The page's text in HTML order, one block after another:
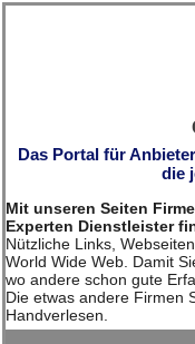
Das Portal für
die
Mit unseren Seiten
Experten Dienstleister
Nützliche Links,
World Wide Web. Damit
wo andere schon gute
Die etwas andere Firmen
Handverlesen.